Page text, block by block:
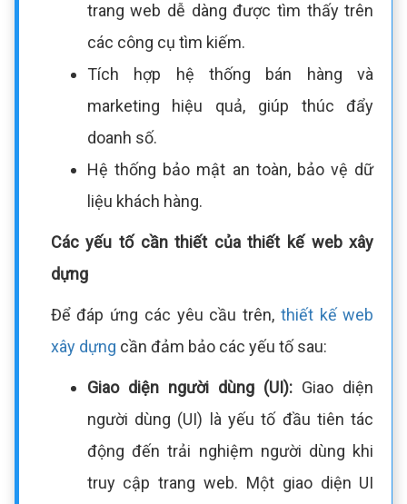
trang web dễ dàng được tìm thấy trên
các công cụ tìm kiếm.
Tích hợp hệ thống bán hàng và
marketing hiệu quả, giúp thúc đẩy
doanh số.
Hệ thống bảo mật an toàn, bảo vệ dữ
liệu khách hàng.
Các yếu tố cần thiết của thiết kế web xây
dựng
Để đáp ứng các yêu cầu trên, thiết kế web
xây dựng cần đảm bảo các yếu tố sau:
Giao diện người dùng (UI): Giao diện
người dùng (UI) là yếu tố đầu tiên tác
động đến trải nghiệm người dùng khi
truy cập trang web. Một giao diện UI